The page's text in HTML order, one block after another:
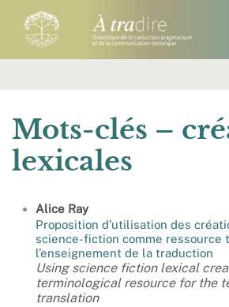
Mots-clés –
lexicales
Alice Ray
Proposition d’utilisation des
science-fiction comme ressource
l’enseignement de la traduction
Using science fiction lexical
terminological resource for the
translation